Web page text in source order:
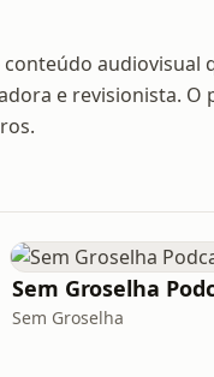
audiovisual
e revisionista. O
Sem Groselha